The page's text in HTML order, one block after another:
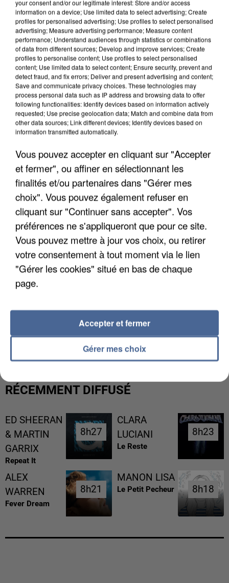
UNE TOURISTE DE L’OISE EMPORTÉE PAR UNE
COULÉE DE BOUE EN HAUTE-SAVOIE
LES DONNÉES DE 300 000 CLIENTS DÉROBÉES À
INTERMARCHÉ APRÈS UNE...
RÉCEMMENT DIFFUSÉ
ED SHEERAN
& MARTIN
GARRIX
Repeat It
8h27
8h27
CLARA
LUCIANI
Le Reste
8h23
8h23
ALEX
WARREN
Fever Dream
8h21
8h21
MANON LISA
Le Petit Pecheur 8h18
8h18
your consent and/or our legitimate interest: Store and/or access
information on a device; Use limited data to select advertising; Create
profiles for personalised advertising; Use profiles to select personalised
advertising; Measure advertising performance; Measure content
performance; Understand audiences through statistics or combinations
of data from different sources; Develop and improve services; Create
profiles to personalise content; Use profiles to select personalised
content; Use limited data to select content; Ensure security, prevent and
detect fraud, and fix errors; Deliver and present advertising and content;
Save and communicate privacy choices. These technologies may
process personal data such as IP address and browsing data to offer
following functionalities: Identify devices based on information actively
requested; Use precise geolocation data; Match and combine data from
other data sources; Link different devices; Identify devices based on
information transmitted automatically.
Vous pouvez accepter en cliquant sur "Accepter
et fermer", ou affiner en sélectionnant les
finalités et/ou partenaires dans "Gérer mes
choix". Vous pouvez également refuser en
cliquant sur "Continuer sans accepter". Vos
préférences ne s'appliqueront que pour ce site.
Vous pouvez mettre à jour vos choix, ou retirer
votre consentement à tout moment via le lien
"Gérer les cookies" situé en bas de chaque
page.
Gérer mes choix
Accepter et fermer